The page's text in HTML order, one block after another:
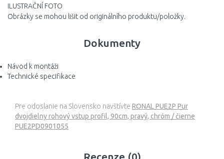
ILUSTRAČNÍ FOTO
Obrázky se mohou lišit od originálního produktu/položky.
Dokumenty
Návod k montáži
Technické specifikace
Pre odoslanie na Slovensko navštívte RONAL PUE2P Pur
dvojdielny rohový vstup profil, 90cm, pravý, chróm / čierne
PUE2PD0901055
Recenze (0)